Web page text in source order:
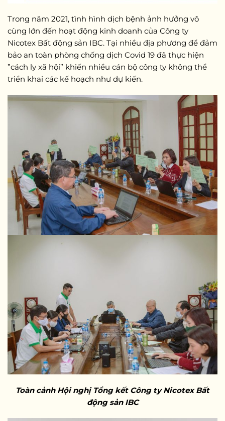
Trong năm 2021, tình hình dịch bệnh ảnh hưởng vô
cùng lớn đến hoạt động kinh doanh của Công ty
Nicotex Bất động sản IBC. Tại nhiều địa phương để đảm
bảo an toàn phòng chống dịch Covid 19 đã thực hiện
”cách ly xã hội” khiến nhiều cán bộ công ty không thể
triển khai các kế hoạch như dự kiến.
Toàn cảnh Hội nghị Tổng kết Công ty Nicotex Bất
động sản IBC